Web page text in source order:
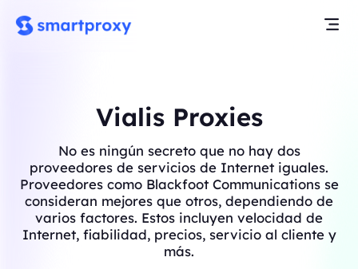
Vialis Proxies
No es ningún secreto que no hay dos
proveedores de servicios de Internet iguales.
Proveedores como Blackfoot Communications se
consideran mejores que otros, dependiendo de
varios factores. Estos incluyen velocidad de
Internet, fiabilidad, precios, servicio al cliente y
más.